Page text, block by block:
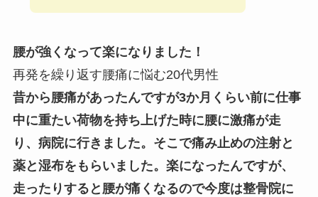
腰が強くなって楽になりました！
再発を繰り返す腰痛に悩む20代男性
昔から腰痛があったんですが3か月くらい前に仕事
中に重たい荷物を持ち上げた時に腰に激痛が走
り、病院に行きました。そこで痛み止めの注射と
薬と湿布をもらいました。楽になったんですが、
走ったりすると腰が痛くなるので今度は整骨院に